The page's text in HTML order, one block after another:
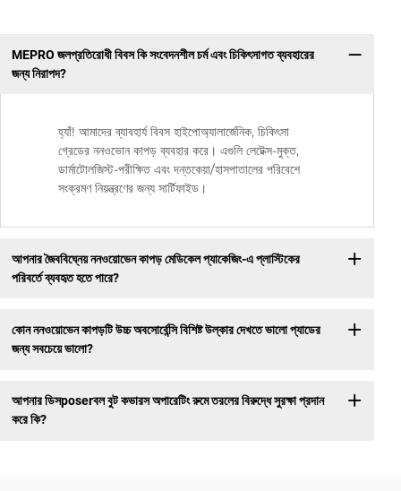
MEPRO জলপ্রতিরোধী বিবস কি সংবেদনশীল চর্ম এবং চিকিৎসাগত ব্যবহারের
জন্য নিরাপদ?
হ্যাঁ! আমাদের ব্যাবহার্য বিবস হাইপোঅ্যালার্জেনিক, চিকিৎসা
গ্রেডের ননওভোন কাপড় ব্যবহার করে। এগুলি লেটেক্স-মুক্ত,
ডার্মাটোলজিস্ট-পরীক্ষিত এবং দন্তকেয়া/হাসপাতালের পরিবেশে
সংক্রমণ নিয়ন্ত্রণের জন্য সার্টিফাইড।
আপনার জৈববিঘ্নেয় ননওয়োভেন কাপড় মেডিকেল প্যাকেজিং-এ প্লাস্টিকের
পরিবর্তে ব্যবহৃত হতে পারে?
কোন ননওয়োভেন কাপড়টি উচ্চ অবসোর্বেন্সি বিশিষ্ট উল্কার দেখতে ভালো প্যাডের
জন্য সবচেয়ে ভালো?
আপনার ডিসposerবল বুট কভারস অপারেটিং রুমে তরলের বিরুদ্ধে সুরক্ষা প্রদান
করে কি?